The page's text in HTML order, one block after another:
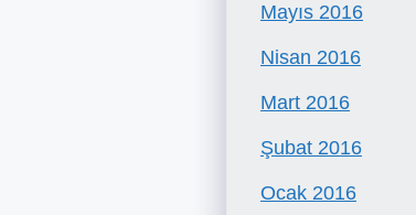
Mayıs 2016
Nisan 2016
Mart 2016
Şubat 2016
Ocak 2016